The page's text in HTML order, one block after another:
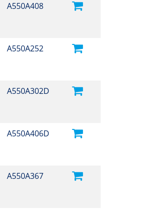
A550A408
A550A252
A550A302D
A550A406D
A550A367